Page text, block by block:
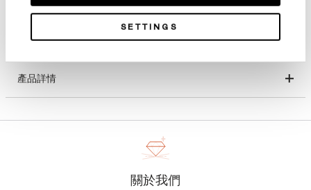
SETTINGS
產品詳情
關於我們